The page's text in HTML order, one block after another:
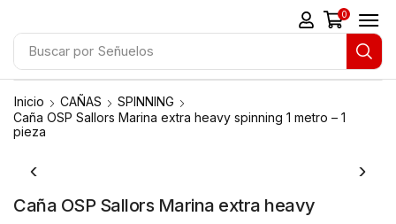
Buscar por Señuelos
0
Inicio CAÑAS
SPINNING
Caña OSP Sallors Marina extra heavy spinning 1 metro – 1
pieza
Caña OSP Sallors Marina extra heavy